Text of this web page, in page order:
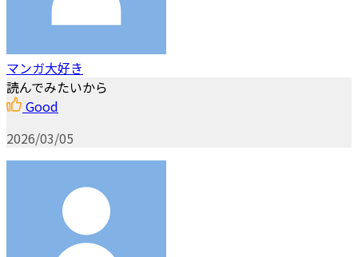
マンガ大好き
読んでみたいから
Good
2026/03/05